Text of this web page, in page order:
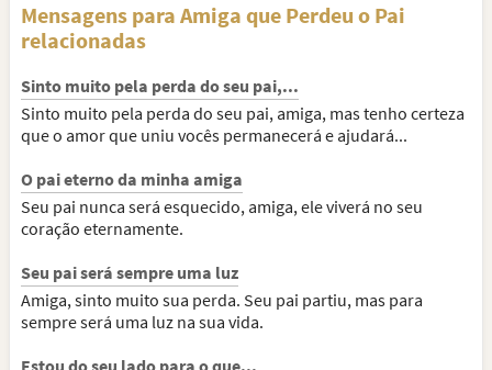
Mensagens para Amiga que Perdeu o Pai
relacionadas
Sinto muito pela perda do seu pai,...
Sinto muito pela perda do seu pai, amiga, mas tenho certeza
que o amor que uniu vocês permanecerá e ajudará...
O pai eterno da minha amiga
Seu pai nunca será esquecido, amiga, ele viverá no seu
coração eternamente.
Seu pai será sempre uma luz
Amiga, sinto muito sua perda. Seu pai partiu, mas para
sempre será uma luz na sua vida.
Estou do seu lado para o que...